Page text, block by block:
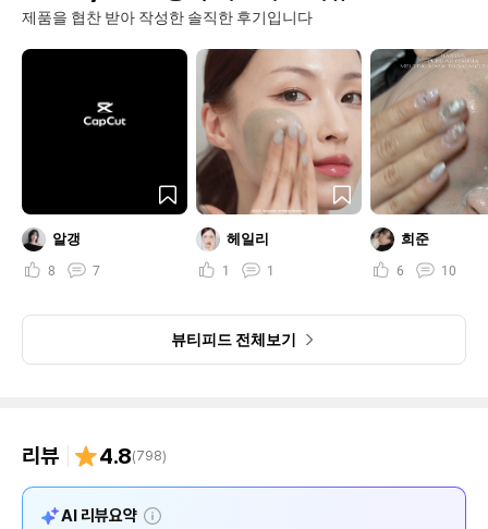
제품을 협찬 받아 작성한 솔직한 후기입니다
알갱
8 7
헤일리
1 1
희준
6 10
뷰티피드 전체보기
리뷰 4.8(798)
AI 리뷰요약 설